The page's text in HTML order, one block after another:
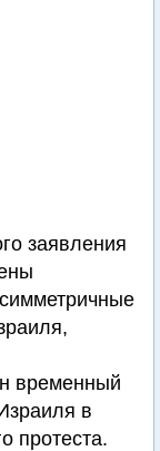
заявления
временный
в
протеста.